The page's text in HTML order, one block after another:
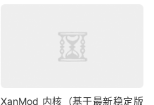
XanMod 内核（基于最新稳定版